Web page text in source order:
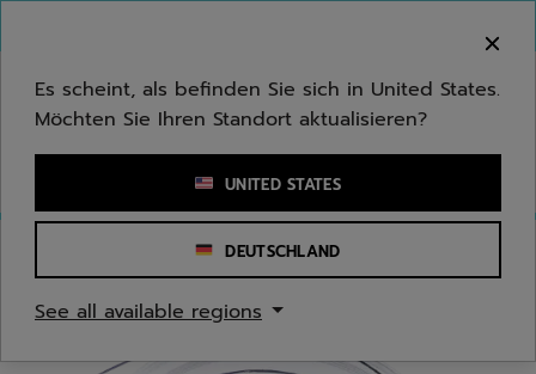
Stichwort oder Artikelnummer eingeben
Es scheint, als befinden Sie sich in United States.
Möchten Sie Ihren Standort aktualisieren?
UNITED STATES
DEUTSCHLAND
See all available regions